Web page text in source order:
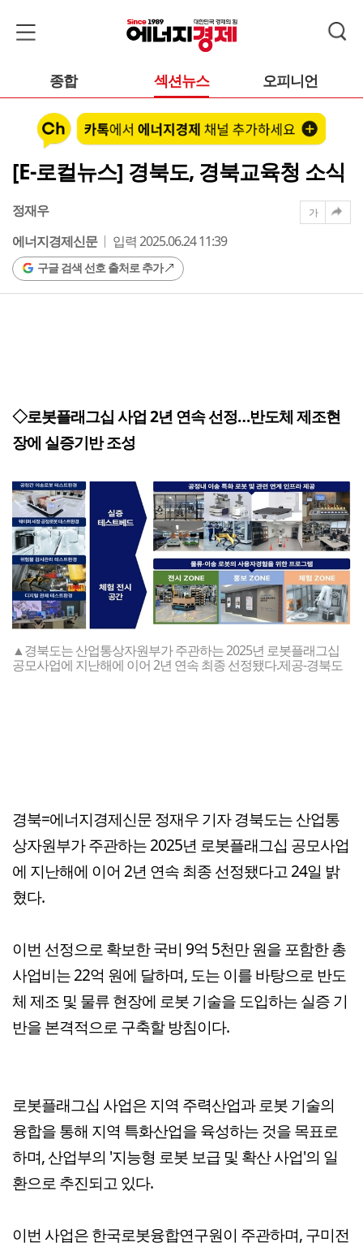
종합 섹션뉴스 오피니언
[E-로컬뉴스] 경북도, 경북교육청 소식
정재우
에너지경제신문
입력 2025.06.24 11:39
구글 검색 선호 출처로 추가
가
◇로봇플래그십 사업 2년 연속 선정…반도체 제조현
장에 실증기반 조성
▲경북도는 산업통상자원부가 주관하는 2025년 로봇플래그십
공모사업에 지난해에 이어 2년 연속 최종 선정됐다.제공-경북도
경북=에너지경제신문 정재우 기자 경북도는 산업통
상자원부가 주관하는 2025년 로봇플래그십 공모사업
에 지난해에 이어 2년 연속 최종 선정됐다고 24일 밝
혔다.
이번 선정으로 확보한 국비 9억 5천만 원을 포함한 총
사업비는 22억 원에 달하며, 도는 이를 바탕으로 반도
체 제조 및 물류 현장에 로봇 기술을 도입하는 실증 기
반을 본격적으로 구축할 방침이다.
로봇플래그십 사업은 지역 주력산업과 로봇 기술의
융합을 통해 지역 특화산업을 육성하는 것을 목표로
하며, 산업부의 '지능형 로봇 보급 및 확산 사업'의 일
환으로 추진되고 있다.
이번 사업은 한국로봇융합연구원이 주관하며, 구미전